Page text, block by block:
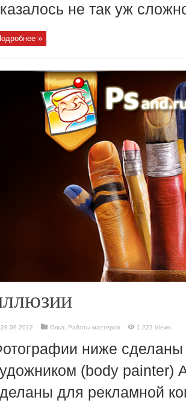
не так уж
»
28.09.2012 Опыт, Работы мастеров 1,222 Views
ниже
(body painter)
для рекламной